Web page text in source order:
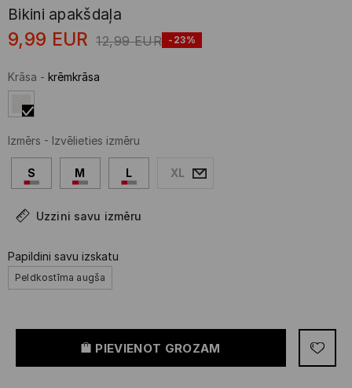
Bikini apakšdaļa
9,99 EUR 12,99 EUR -23%
Krāsa - krēmkrāsa
Izmērs - Izvēlieties izmēru
S M L XL
Uzzini savu izmēru
Papildini savu izskatu
Peldkostīma augša
PIEVIENOT GROZAM